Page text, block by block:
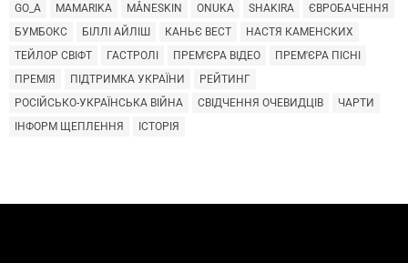
GO_A
MAMARIKA MÅNESKIN ONUKA SHAKIRA
ЄВРОБАЧЕННЯ
БУМБОКС
БІЛЛІ АЙЛІШ КАНЬЄ ВЕСТ
НАСТЯ КАМЕНСКИХ
ТЕЙЛОР СВІФТ
ГАСТРОЛІ ПРЕМ'ЄРА ВІДЕО
ПРЕМ'ЄРА ПІСНІ
ПРЕМІЯ
ПІДТРИМКА УКРАЇНИ
РЕЙТИНГ
РОСІЙСЬКО-УКРАЇНСЬКА ВІЙНА
СВІДЧЕННЯ ОЧЕВИДЦІВ
ЧАРТИ
ІНФОРМ ЩЕПЛЕННЯ
ІСТОРІЯ